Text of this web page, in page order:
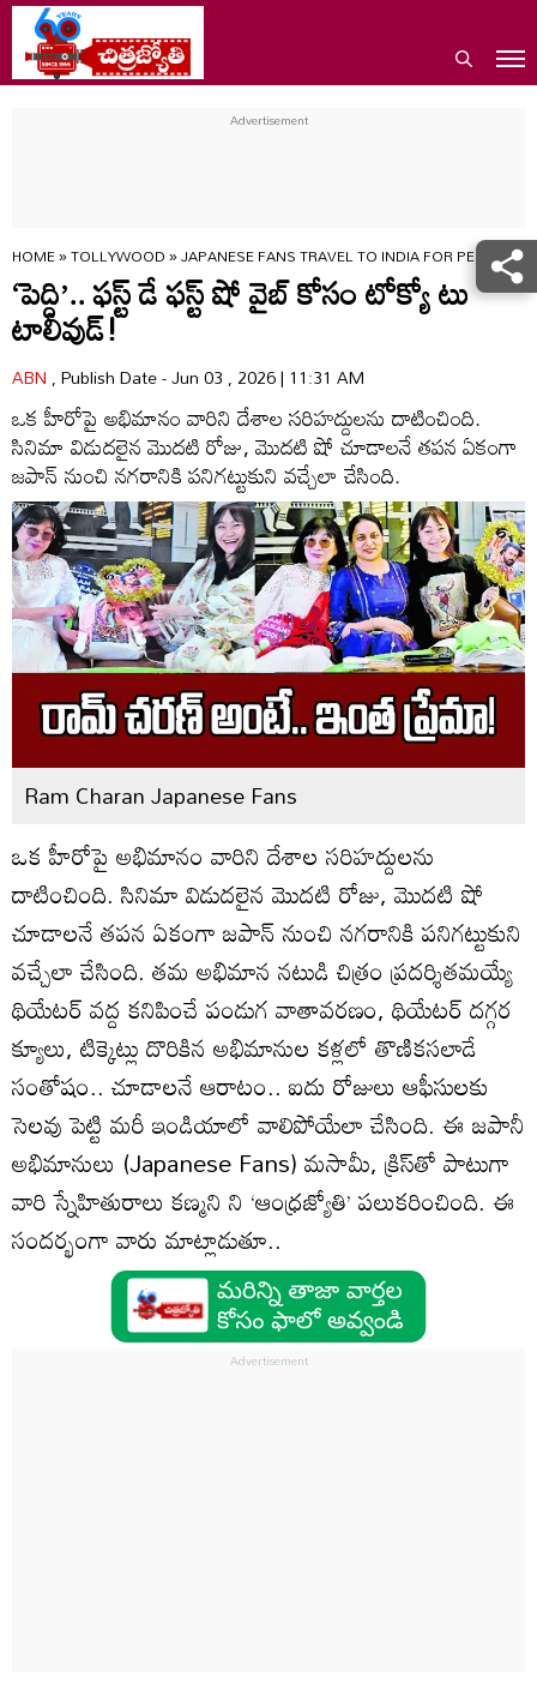
HOME»TOLLYWOOD»JAPANESE FANS TRAVEL TO INDIA FOR PEDDI
‘పెద్ది’.. ఫస్ట్‌ డే ఫస్ట్‌ షో వైబ్‌ కోసం టోక్యో టు
టాలీవుడ్!
ABN, Publish Date - Jun 03 , 2026 | 11:31 AM
ఒక హీరోపై అభిమానం వారిని దేశాల సరిహద్దులను దాటించింది.
సినిమా విడుదలైన మొదటి రోజు, మొదటి షో చూడాలనే తపన ఏకంగా
జపాన్‌ నుంచి నగరానికి పనిగట్టుకుని వచ్చేలా చేసింది.
Ram Charan Japanese Fans
ఒక హీరోపై అభిమానం వారిని దేశాల సరిహద్దులను
దాటించింది. సినిమా విడుదలైన మొదటి రోజు, మొదటి షో
చూడాలనే తపన ఏకంగా జపాన్‌ నుంచి నగరానికి పనిగట్టుకుని
వచ్చేలా చేసింది. తమ అభిమాన నటుడి చిత్రం ప్రదర్శితమయ్యే
థియేటర్‌ వద్ద కనిపించే పండుగ వాతావరణం, థియేటర్‌ దగ్గర
క్యూలు, టిక్కెట్లు దొరికిన అభిమానుల కళ్లలో తొణికసలాడే
సంతోషం.. చూడాలనే ఆరాటం.. ఐదు రోజులు ఆఫీసులకు
సెలవు పెట్టి మరీ ఇండియాలో వాలిపోయేలా చేసింది. ఈ జపానీ
అభిమానులు (Japanese Fans) మసామీ, క్రిస్‌తో పాటుగా
వారి స్నేహితురాలు కణ్మని ని ‘ఆంధ్రజ్యోతి’ పలుకరించింది. ఈ
సందర్భంగా వారు మాట్లాడుతూ..